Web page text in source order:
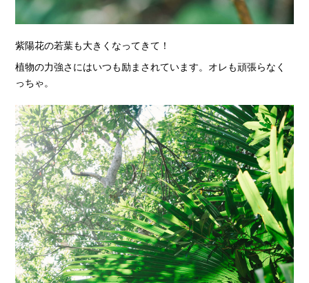
紫陽花の若葉も大きくなってきて！
植物の力強さにはいつも励まされています。オレも頑張らなく
っちゃ。